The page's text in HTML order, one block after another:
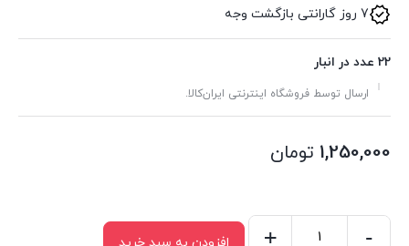
7 روز گارانتی بازگشت وجه
22 عدد در انبار
ارسال توسط فروشگاه اینترنتی ایران‌کالا.
1,250,000 تومان
-
+ افزودن به سبد خرید